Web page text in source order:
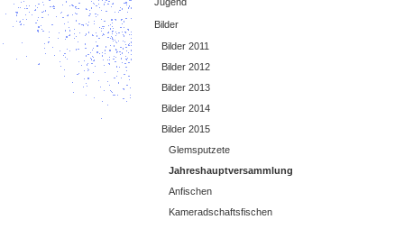
Bilder
Bilder 2011
Bilder 2012
Bilder 2013
Bilder 2014
Bilder 2015
Glemsputzete
Jahreshauptversammlung
Anfischen
Kameradschaftsfischen